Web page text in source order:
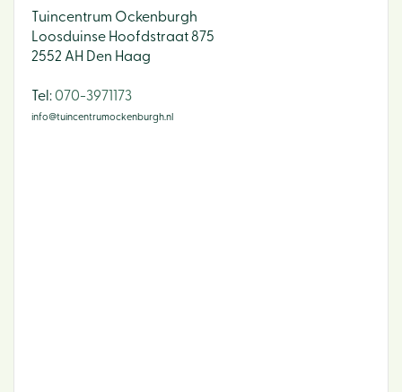
Tuincentrum Ockenburgh
Loosduinse Hoofdstraat 875
2552 AH Den Haag
​Tel:070-3971173
info@tuincentrumockenburgh.nl